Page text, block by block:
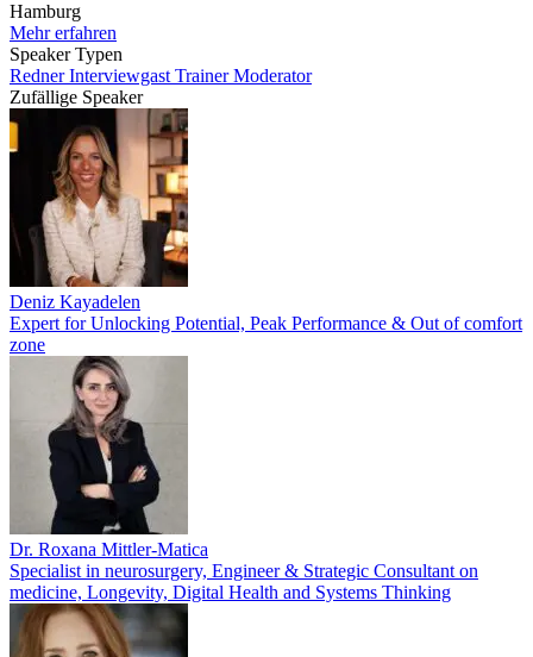
Hamburg
Mehr erfahren
Speaker Typen
RednerInterviewgast TrainerModerator
Zufällige Speaker
Deniz Kayadelen
Expert for Unlocking Potential, Peak Performance & Out of comfort
zone
Dr. Roxana Mittler-Matica
Specialist in neurosurgery, Engineer & Strategic Consultant on
medicine, Longevity, Digital Health and Systems Thinking